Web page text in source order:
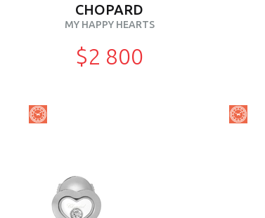
CHOPARD
MY HAPPY HEARTS
$2 800